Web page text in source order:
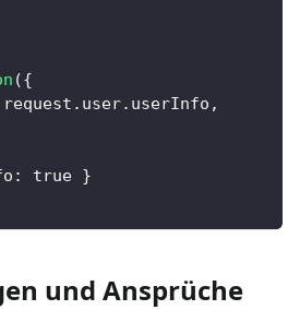
({
request . user. userInfo ,
: true }
und Ansprüche